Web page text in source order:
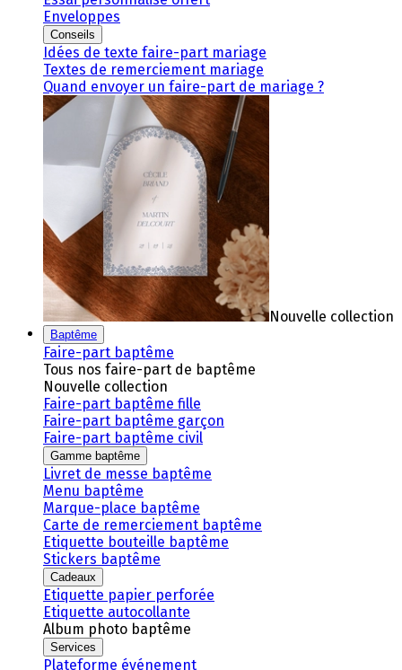
Enveloppes
Conseils
Idées de texte faire-part mariage
Textes de remerciement mariage
Quand envoyer un faire-part de mariage ?
Nouvelle collection
Baptême
Faire-part baptême
Tous nos faire-part de baptême
Nouvelle collection
Faire-part baptême fille
Faire-part baptême garçon
Faire-part baptême civil
Gamme baptême
Livret de messe baptême
Menu baptême
Marque-place baptême
Carte de remerciement baptême
Etiquette bouteille baptême
Stickers baptême
Cadeaux
Etiquette papier perforée
Etiquette autocollante
Album photo baptême
Services
Plateforme événement